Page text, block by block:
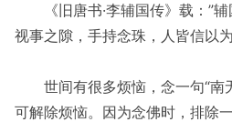
《旧唐书·李辅国传》载：”辅
视事之隙，手持念珠，人皆信以为
世间有很多烦恼，念一句“南
可解除烦恼。因为念佛时，排除